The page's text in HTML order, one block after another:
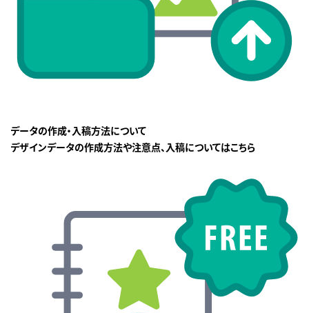
データの作成・入稿方法について
デザインデータの作成方法や注意点、入稿についてはこちら